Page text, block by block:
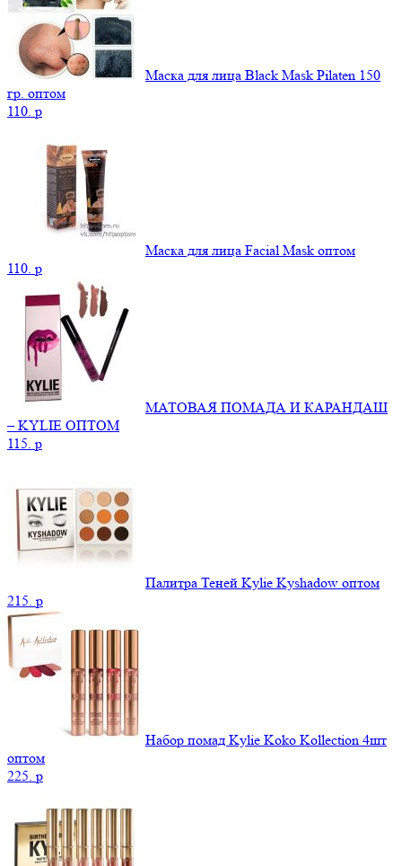
Маска для лица Black Mask Pilaten 150
гр. оптом
110. p
Маска для лица Facial Mask оптом
110. p
МАТОВАЯ ПОМАДА И КАРАНДАШ
– KYLIE ОПТОМ
115. p
Палитра Теней Kylie Kyshadow оптом
215. p
Набор помад Kylie Koko Kollection 4шт
оптом
225. p